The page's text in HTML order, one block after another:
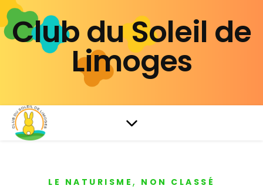
Club du Soleil de
Limoges
LE NATURISME , NON CLASSÉ